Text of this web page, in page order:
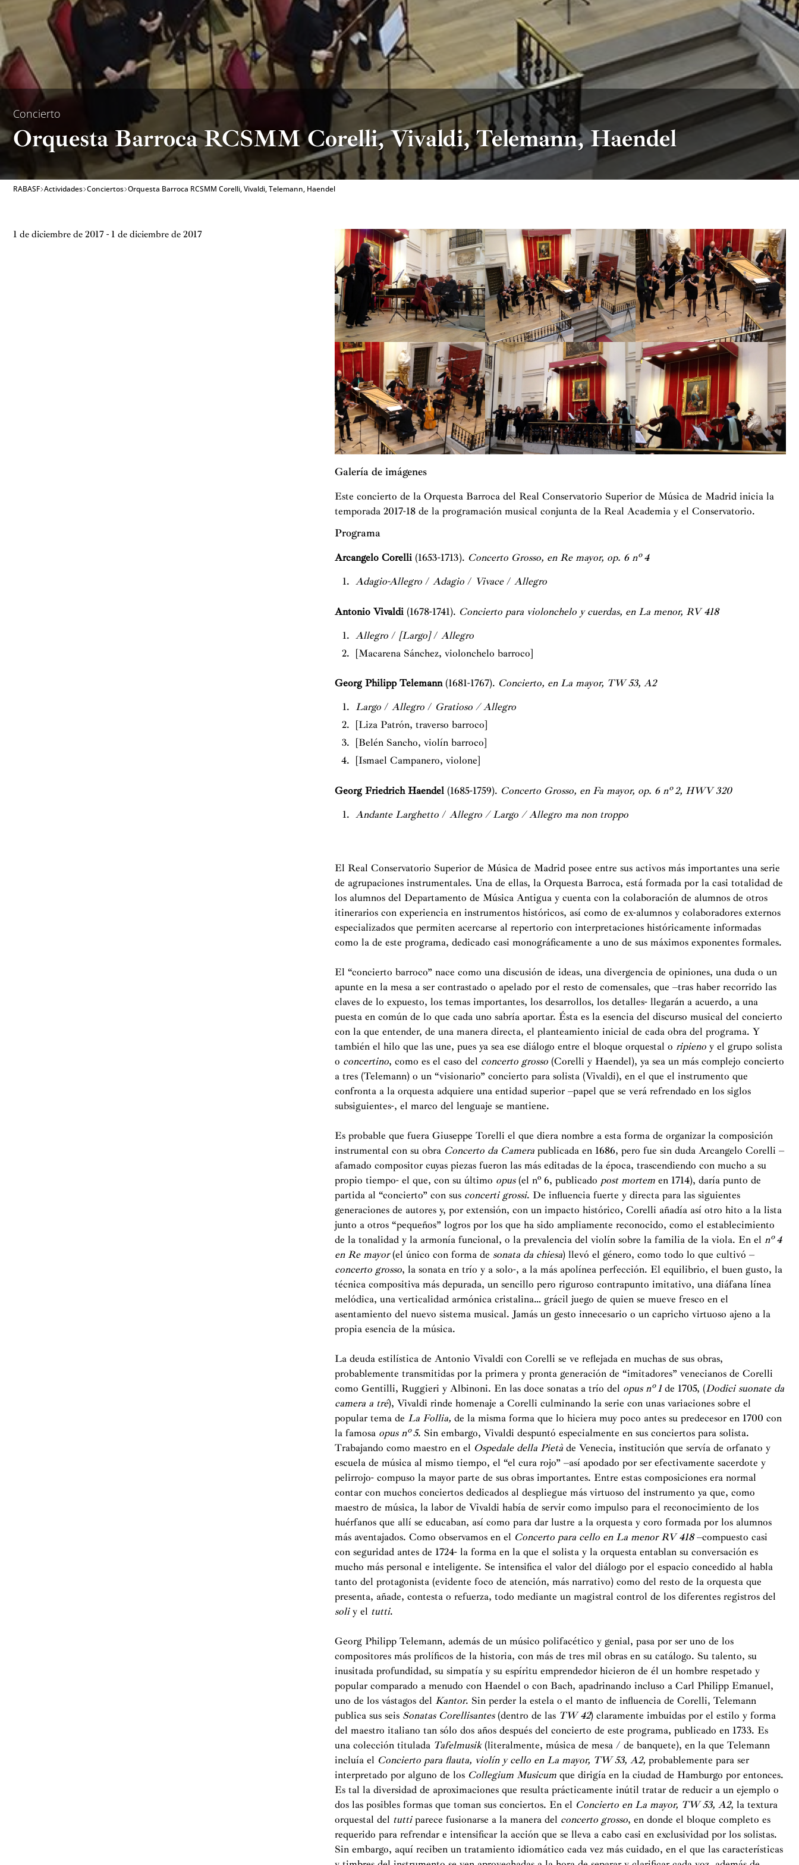
Concierto
Orquesta Barroca RCSMM Corelli, Vivaldi, Telemann, Haendel
RABASF Actividades Conciertos Orquesta Barroca RCSMM Corelli, Vivaldi, Telemann, Haendel
1 de diciembre de 2017 - 1 de diciembre de 2017
Galería de imágenes
Este concierto de la Orquesta Barroca del Real Conservatorio Superior de Música de Madrid inicia la
temporada 2017-18 de la programación musical conjunta de la Real Academia y el Conservatorio.
Programa
Arcangelo Corelli (1653-1713). Concerto Grosso, en Re mayor, op. 6 nº 4
Adagio-Allegro /Adagio / Vivace/Allegro
Antonio Vivaldi (1678-1741). Concierto para violonchelo y cuerdas, en La menor, RV 418
Allegro / [Largo]/Allegro
[Macarena Sánchez, violonchelo barroco]
Georg Philipp Telemann (1681-1767). Concierto, en La mayor, TW 53, A2
Largo /Allegro / Gratioso / Allegro
[Liza Patrón, traverso barroco]
[Belén Sancho, violín barroco]
[Ismael Campanero, violone]
Georg Friedrich Haendel (1685-1759). Concerto Grosso, en Fa mayor, op. 6 nº 2, HWV 320
Andante Larghetto /Allegro / Largo / Allegro ma non troppo
El Real Conservatorio Superior de Música de Madrid posee entre sus activos más importantes una serie
de agrupaciones instrumentales. Una de ellas, la Orquesta Barroca, está formada por la casi totalidad de
los alumnos del Departamento de Música Antigua y cuenta con la colaboración de alumnos de otros
itinerarios con experiencia en instrumentos históricos, así como de ex-alumnos y colaboradores externos
especializados que permiten acercarse al repertorio con interpretaciones históricamente informadas
como la de este programa, dedicado casi monográficamente a uno de sus máximos exponentes formales.
El “concierto barroco” nace como una discusión de ideas, una divergencia de opiniones, una duda o un
apunte en la mesa a ser contrastado o apelado por el resto de comensales, que –tras haber recorrido las
claves de lo expuesto, los temas importantes, los desarrollos, los detalles- llegarán a acuerdo, a una
puesta en común de lo que cada uno sabría aportar. Ésta es la esencia del discurso musical del concierto
con la que entender, de una manera directa, el planteamiento inicial de cada obra del programa. Y
también el hilo que las une, pues ya sea ese diálogo entre el bloque orquestal oripienoy el grupo solista
o concertino, como es el caso del concerto grosso (Corelli y Haendel), ya sea un más complejo concierto
a tres (Telemann) o un “visionario” concierto para solista (Vivaldi), en el que el instrumento que
confronta a la orquesta adquiere una entidad superior –papel que se verá refrendado en los siglos
subsiguientes-, el marco del lenguaje se mantiene.
Es probable que fuera Giuseppe Torelli el que diera nombre a esta forma de organizar la composición
instrumental con su obra Concerto da Camerapublicada en 1686, pero fue sin duda Arcangelo Corelli –
afamado compositor cuyas piezas fueron las más editadas de la época, trascendiendo con mucho a su
propio tiempo- el que, con su último opus(el nº 6, publicado post mortemen 1714), daría punto de
partida al “concierto” con sus concerti grossi. De influencia fuerte y directa para las siguientes
generaciones de autores y, por extensión, con un impacto histórico, Corelli añadía así otro hito a la lista
junto a otros “pequeños” logros por los que ha sido ampliamente reconocido, como el establecimiento
de la tonalidad y la armonía funcional, o la prevalencia del violín sobre la familia de la viola. En elnº 4
en Re mayor(el único con forma de sonata da chiesa) llevó el género, como todo lo que cultivó –
concerto grosso, la sonata en trío y a solo-, a la más apolínea perfección. El equilibrio, el buen gusto, la
técnica compositiva más depurada, un sencillo pero riguroso contrapunto imitativo, una diáfana línea
melódica, una verticalidad armónica cristalina… grácil juego de quien se mueve fresco en el
asentamiento del nuevo sistema musical. Jamás un gesto innecesario o un capricho virtuoso ajeno a la
propia esencia de la música.
La deuda estilística de Antonio Vivaldi con Corelli se ve reflejada en muchas de sus obras,
probablemente transmitidas por la primera y pronta generación de “imitadores” venecianos de Corelli
como Gentilli, Ruggieri y Albinoni. En las doce sonatas a trío del opus nº 1de 1705, (Dodici suonate da
camera a tré), Vivaldi rinde homenaje a Corelli culminando la serie con unas variaciones sobre el
popular tema deLa Follia,de la misma forma que lo hiciera muy poco antes su predecesor en 1700 con
la famosa opus nº 5. Sin embargo, Vivaldi despuntó especialmente en sus conciertos para solista.
Trabajando como maestro en el Ospedale della Pietàde Venecia, institución que servía de orfanato y
escuela de música al mismo tiempo, el “el cura rojo” –así apodado por ser efectivamente sacerdote y
pelirrojo- compuso la mayor parte de sus obras importantes. Entre estas composiciones era normal
contar con muchos conciertos dedicados al despliegue más virtuoso del instrumento ya que, como
maestro de música, la labor de Vivaldi había de servir como impulso para el reconocimiento de los
huérfanos que allí se educaban, así como para dar lustre a la orquesta y coro formada por los alumnos
más aventajados. Como observamos en el Concerto para cello en La menor RV 418–compuesto casi
con seguridad antes de 1724- la forma en la que el solista y la orquesta entablan su conversación es
mucho más personal e inteligente. Se intensifica el valor del diálogo por el espacio concedido al habla
tanto del protagonista (evidente foco de atención, más narrativo) como del resto de la orquesta que
presenta, añade, contesta o refuerza, todo mediante un magistral control de los diferentes registros del
soliy el tutti.
Georg Philipp Telemann, además de un músico polifacético y genial, pasa por ser uno de los
compositores más prolíficos de la historia, con más de tres mil obras en su catálogo. Su talento, su
inusitada profundidad, su simpatía y su espíritu emprendedor hicieron de él un hombre respetado y
popular comparado a menudo con Haendel o con Bach, apadrinando incluso a Carl Philipp Emanuel,
uno de los vástagos delKantor. Sin perder la estela o el manto de influencia de Corelli, Telemann
publica sus seis Sonatas Corellisantes (dentro de las TW 42) claramente imbuidas por el estilo y forma
del maestro italiano tan sólo dos años después del concierto de este programa, publicado en 1733. Es
una colección titulada Tafelmusik (literalmente, música de mesa / de banquete), en la que Telemann
incluía el Concierto para flauta, violín y cello en La mayor, TW 53, A2,probablemente para ser
interpretado por alguno de los Collegium Musicumque dirigía en la ciudad de Hamburgo por entonces.
Es tal la diversidad de aproximaciones que resulta prácticamente inútil tratar de reducir a un ejemplo o
dos las posibles formas que toman sus conciertos. En el Concierto en La mayor, TW 53, A2, la textura
orquestal del tuttiparece fusionarse a la manera del concerto grosso, en donde el bloque completo es
requerido para refrendar e intensificar la acción que se lleva a cabo casi en exclusividad por los solistas.
Sin embargo, aquí reciben un tratamiento idiomático cada vez más cuidado, en el que las características